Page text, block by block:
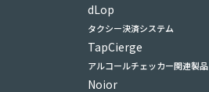
dLop
タクシー決済システム
TapCierge
アルコールチェッカー関連製品
Noior